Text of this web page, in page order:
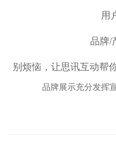
用
品牌/
别烦恼，让思讯互动帮
品牌展示充分发挥